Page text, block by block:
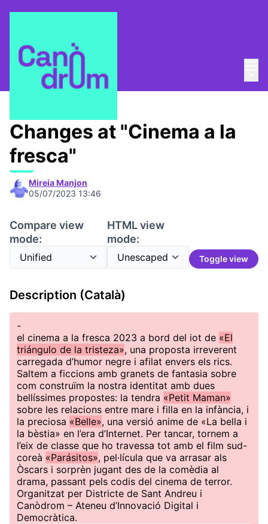
/ Canòdrom Obert
Changes at "Cinema a la
fresca"
Mireia Manjon
05/07/2023 13:46
Compare view
mode:
HTML view
mode:
Toggle view
Description (Català)
-
el cinema a la fresca 2023 a bord del iot de «El
triángulo de la tristeza», una proposta irreverent
carregada d’humor negre i afilat envers els rics.
Saltem a ficcions amb granets de fantasia sobre
com construïm la nostra identitat amb dues
bellíssimes propostes: la tendra «Petit Maman»
sobre les relacions entre mare i filla en la infància, i
la preciosa «Belle», una versió anime de «La bella i
la bèstia» en l’era d’Internet. Per tancar, tornem a
l’eix de classe que ho travessa tot amb el film sud-
coreà «Parásitos», pel·lícula que va arrasar als
Òscars i sorprèn jugant des de la comèdia al
drama, passant pels codis del cinema de terror.
Organitzat per Districte de Sant Andreu i
Canòdrom – Ateneu d’Innovació Digital i
Democràtica.